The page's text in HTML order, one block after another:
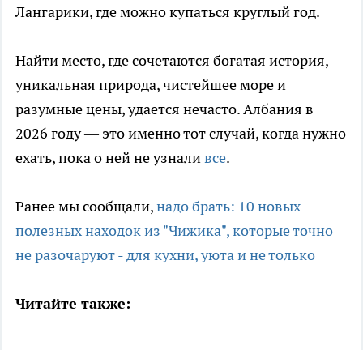
Лангарики, где можно купаться круглый год.
Найти место, где сочетаются богатая история,
уникальная природа, чистейшее море и
разумные цены, удается нечасто. Албания в
2026 году — это именно тот случай, когда нужно
ехать, пока о ней не узналивсе.
Ранее мы сообщали,надо брать: 10 новых
полезных находок из "Чижика", которые точно
не разочаруют - для кухни, уюта и не только
Читайте также: